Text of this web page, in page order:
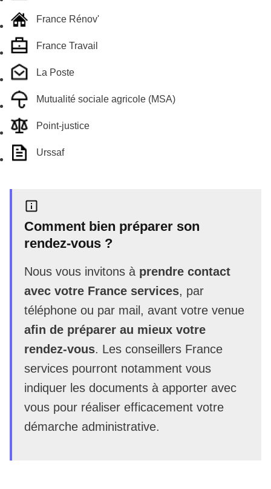
France Rénov'
France Travail
La Poste
Mutualité sociale agricole (MSA)
Point-justice
Urssaf
Comment bien préparer son
rendez-vous ?
Nous vous invitons à prendre contact
avec votre France services, par
téléphone ou par mail, avant votre venue
afin de préparer au mieux votre
rendez-vous. Les conseillers France
services pourront notamment vous
indiquer les documents à apporter avec
vous pour réaliser efficacement votre
démarche administrative.